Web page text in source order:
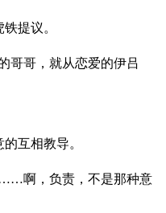
提议。
哥哥，就从恋爱的伊吕
互相教导。
啊，负责，不是那种意